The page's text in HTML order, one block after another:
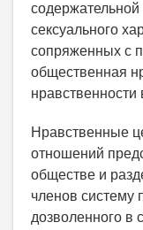
содержательной
сексуального
сопряженных с
общественная
Нравственные
отношений
обществе и
членов систему
дозволенного в